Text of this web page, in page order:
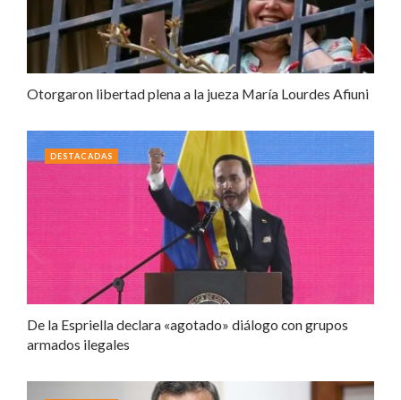
Otorgaron libertad plena a la jueza María Lourdes Afiuni
De la Espriella declara «agotado» diálogo con grupos
armados ilegales
DESTACADAS